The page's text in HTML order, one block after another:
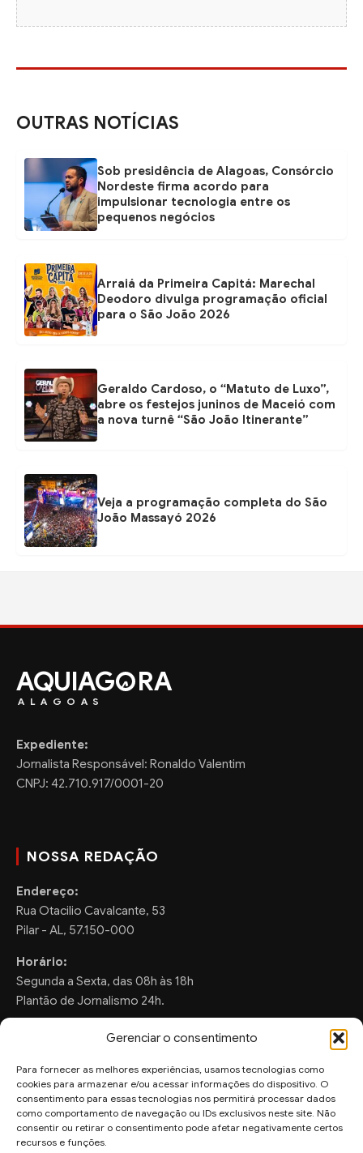
Gerenciar o consentimento
Para fornecer as melhores experiências, usamos tecnologias como
cookies para armazenar e/ou acessar informações do dispositivo. O
consentimento para essas tecnologias nos permitirá processar dados
como comportamento de navegação ou IDs exclusivos neste site. Não
consentir ou retirar o consentimento pode afetar negativamente certos
recursos e funções.
OUTRAS NOTÍCIAS
Sob presidência de Alagoas, Consórcio
Nordeste firma acordo para
impulsionar tecnologia entre os
pequenos negócios
Arraiá da Primeira Capitá: Marechal
Deodoro divulga programação oficial
para o São João 2026
Geraldo Cardoso, o “Matuto de Luxo”,
abre os festejos juninos de Maceió com
a nova turnê “São João Itinerante”
Veja a programação completa do São
João Massayó 2026
AQUIAG RA
ALAGOAS
Expediente:
Jornalista Responsável: Ronaldo Valentim
CNPJ: 42.710.917/0001-20
NOSSA REDAÇÃO
Endereço:
Rua Otacilio Cavalcante, 53
Pilar - AL, 57.150-000
Horário:
Segunda a Sexta, das 08h às 18h
Plantão de Jornalismo 24h.
FALE CONOSCO
Sugestões de Pauta:
ronaldo.valentim150@gmail.com